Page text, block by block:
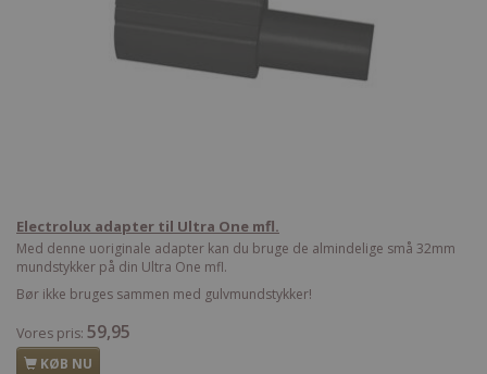
Electrolux adapter til Ultra One mfl.
Med denne uoriginale adapter kan du bruge de almindelige små 32mm
mundstykker på din Ultra One mfl.
Bør ikke bruges sammen med gulvmundstykker!
Vores pris: 59,95
KØB NU